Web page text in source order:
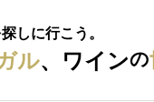
しに行こう。
ル、ワインの